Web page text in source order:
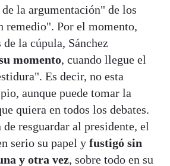
la argumentación" de los
remedio". Por el momento,
la cúpula, Sánchez
momento, cuando llegue el
Es decir, no esta
aunque puede tomar la
quiera en todos los debates.
resguardar al presidente, el
serio su papel y fustigó sin
y otra vez, sobre todo en su